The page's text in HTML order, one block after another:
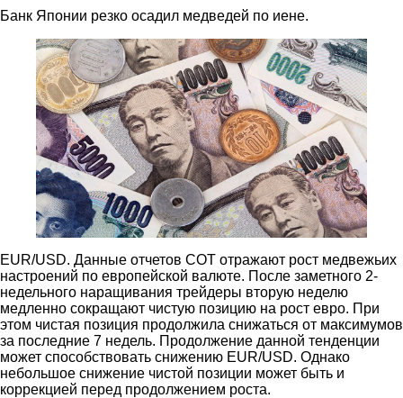
Банк Японии резко осадил медведей по иене.
EUR/USD. Данные отчетов COT отражают рост медвежьих
настроений по европейской валюте. После заметного 2-
недельного наращивания трейдеры вторую неделю
медленно сокращают чистую позицию на рост евро. При
этом чистая позиция продолжила снижаться от максимумов
за последние 7 недель. Продолжение данной тенденции
может способствовать снижению EUR/USD. Однако
небольшое снижение чистой позиции может быть и
коррекцией перед продолжением роста.